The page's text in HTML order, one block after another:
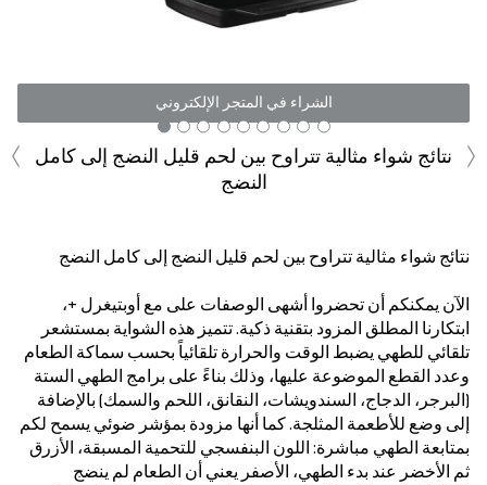
‹ ›
الشراء في المتجر الإلكتروني
نتائج شواء مثالية تتراوح بين لحم قليل النضج إلى كامل
النضج
نتائج شواء مثالية تتراوح بين لحم قليل النضج إلى كامل النضج
الآن يمكنكم أن تحضروا أشهى الوصفات على مع أوبتيغرل +،
ابتكارنا المطلق المزود بتقنية ذكية. تتميز هذه الشواية بمستشعر
تلقائي للطهي يضبط الوقت والحرارة تلقائياً بحسب سماكة الطعام
وعدد القطع الموضوعة عليها، وذلك بناءً على برامج الطهي الستة
(البرجر، الدجاج، السندويشات، النقانق، اللحم والسمك) بالإضافة
إلى وضع للأطعمة المثلجة. كما أنها مزودة بمؤشر ضوئي يسمح لكم
بمتابعة الطهي مباشرة: اللون البنفسجي للتحمية المسبقة، الأزرق
ثم الأخضر عند بدء الطهي، الأصفر يعني أن الطعام لم ينضج